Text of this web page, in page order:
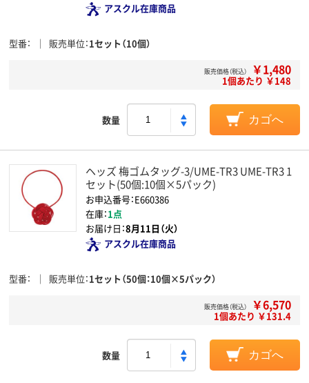
アスクル在庫商品
型番 販売単位 1セット（10個）
販売価格（税込） ￥1,480
1個あたり ￥148
数量 カゴへ
ヘッズ 梅ゴムタッグ-3/UME-TR3 UME-TR3 1
セット(50個:10個×5パック)
お申込番号：E660386
在庫：1点
お届け日：8月11日（火）
アスクル在庫商品
型番 販売単位 1セット（50個：10個×5パック）
販売価格（税込） ￥6,570
1個あたり ￥131.4
数量 カゴへ